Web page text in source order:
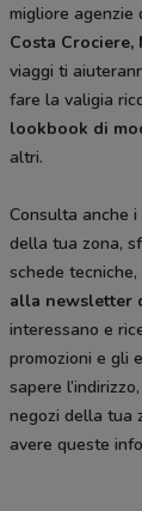
migliore agenzie
Costa Crociere,
viaggi ti
fare la valigia
lookbook di
altri.
Consulta anche
della tua zona,
schede
alla newsletter
interessano e
promozioni e gli
sapere
negozi della tua
avere queste